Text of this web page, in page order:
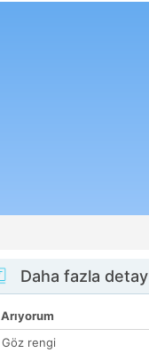
Daha fazla detay
Arıyorum
Göz rengi